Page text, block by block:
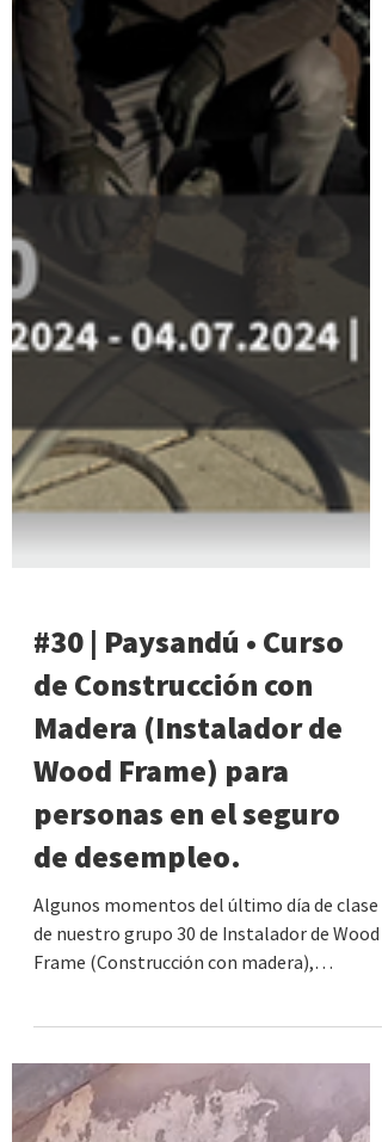
#30 | Paysandú • Curso
de Construcción con
Madera (Instalador de
Wood Frame) para
personas en el seguro
de nuestro grupo 30 de Instalador de Wood
Frame (Construcción con madera),
capacitación que...